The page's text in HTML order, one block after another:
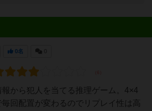
0名
報から犯人を当てる推理ゲーム。4×4
毎回配置が変わるのでリプレイ性は高